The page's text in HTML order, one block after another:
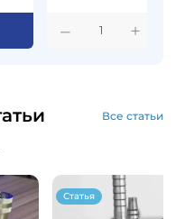
1
Все статьи
Статья